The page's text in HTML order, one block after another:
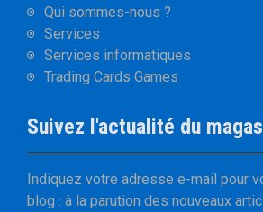
Qui sommes-nous ?
Services
Services informatiques
Trading Cards Games
Suivez l'actualité du
Indiquez votre adresse e-mail pour
blog : à la parution des nouveaux